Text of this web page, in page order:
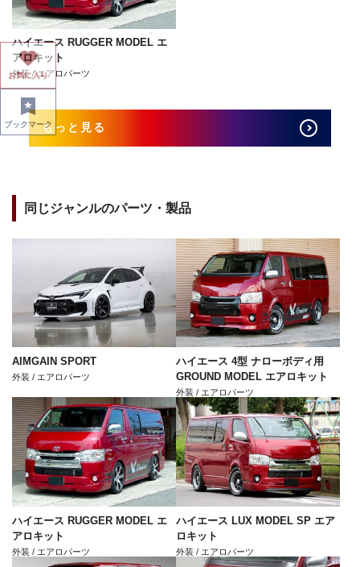
ハイエース RUGGER MODEL エ
アロキット
外装 / エアロパーツ
もっと見る
同じジャンルのパーツ・製品
AIMGAIN SPORT
外装 / エアロパーツ
ハイエース 4型 ナローボディ用
GROUND MODEL エアロキット
外装 / エアロパーツ
ハイエース RUGGER MODEL エ
アロキット
外装 / エアロパーツ
ハイエース LUX MODEL SP エア
ロキット
外装 / エアロパーツ
お気に入り
ブックマーク